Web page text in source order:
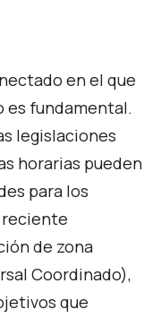
en el que
es fundamental.
legislaciones
horarias pueden
para los
reciente
de zona
Coordinado),
que